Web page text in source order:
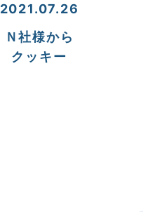
2021.07.26
Ｎ社様から
クッキー